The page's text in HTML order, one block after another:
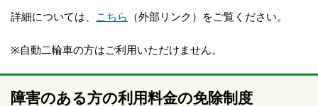
詳細については、 こちら （外部リンク）をご覧ください。
※自動二輪車の方はご利用いただけません。
障害のある方の利用料金の免除制度